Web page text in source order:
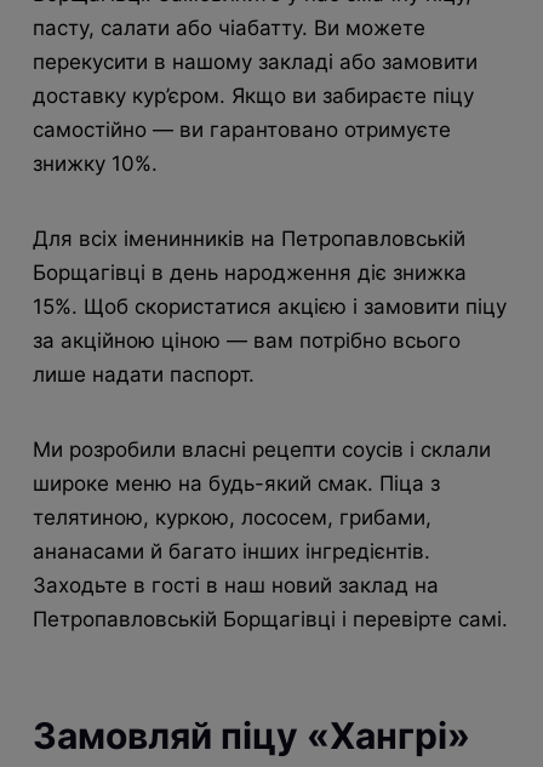
с
у
пасту, салати або чіабатту. Ви можете
перекусити в нашому закладі або замовити
доставку кур’єром. Якщо ви забираєте піцу
самостійно — ви гарантовано отримуєте
знижку 10%.
Для всіх іменинників на Петропавловській
Борщагівці в день народження діє знижка
15%. Щоб скористатися акцією і замовити піцу
за акційною ціною — вам потрібно всього
лише надати паспорт.
Ми розробили власні рецепти соусів і склали
широке меню на будь-який смак. Піца з
телятиною, куркою, лососем, грибами,
ананасами й багато інших інгредієнтів.
Заходьте в гості в наш новий заклад на
Петропавловській Борщагівці і перевірте самі.
Замовляй піцу «Хангрі»